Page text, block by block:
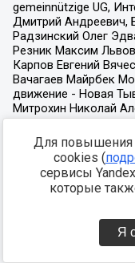
Для повышения
cookies (
сервисы
которые
Я